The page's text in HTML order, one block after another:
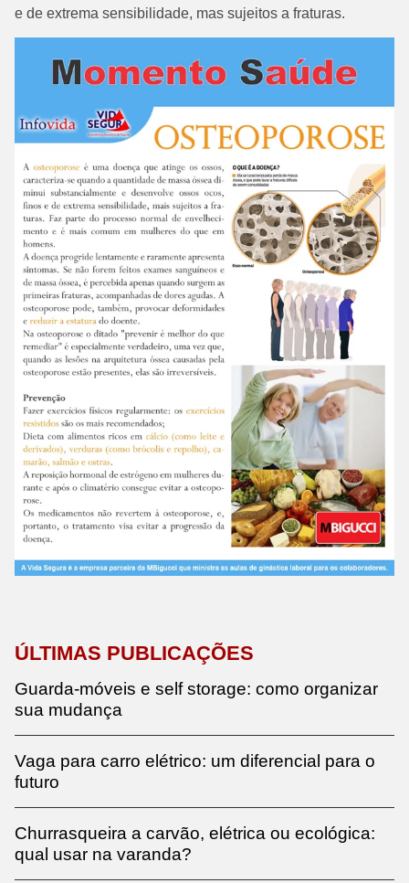
e de extrema sensibilidade, mas sujeitos a fraturas.
ÚLTIMAS PUBLICAÇÕES
Guarda-móveis e self storage: como organizar
sua mudança
Vaga para carro elétrico: um diferencial para o
futuro
Churrasqueira a carvão, elétrica ou ecológica:
qual usar na varanda?